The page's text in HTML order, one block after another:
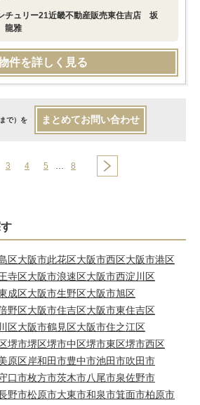
チュリー21近畿不動産販売東住吉店 坂
雅
件を詳しく見る
で）を まとめてお問い合わせ
3 4 5 … 8
区大阪市此花区大阪市西区大阪市港区
寺区大阪市浪速区大阪市西淀川区
成区大阪市生野区大阪市旭区
野区大阪市住吉区大阪市東住吉区
区大阪市鶴見区大阪市住之江区
堺市堺区堺市中区堺市東区堺市西区
原区岸和田市豊中市池田市吹田市
口市枚方市茨木市八尾市泉佐野市
野市松原市大東市和泉市箕面市柏原市